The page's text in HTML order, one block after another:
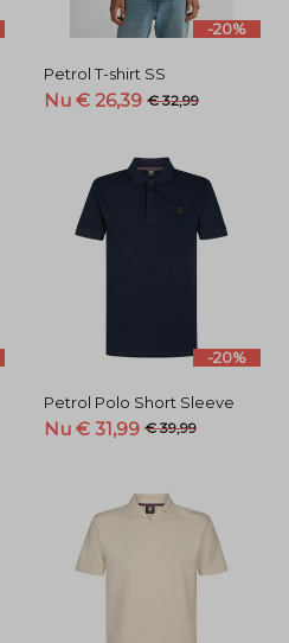
-20%
Petrol T-shirt SS
Nu € 26,39 € 32,99
-20%
Petrol Polo Short Sleeve
Nu € 31,99 € 39,99